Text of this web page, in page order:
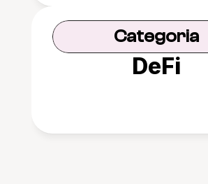
Categoria
DeFi